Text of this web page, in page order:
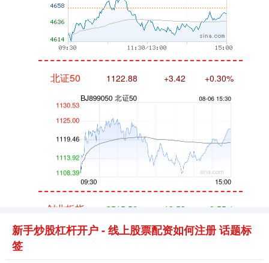
新手炒股杠杆开户 - 线上股票配资如何注册 话题标
签